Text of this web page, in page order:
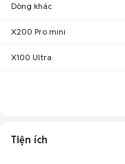
Dòng khác
X200 Pro mini
X100 Ultra
Tiện ích